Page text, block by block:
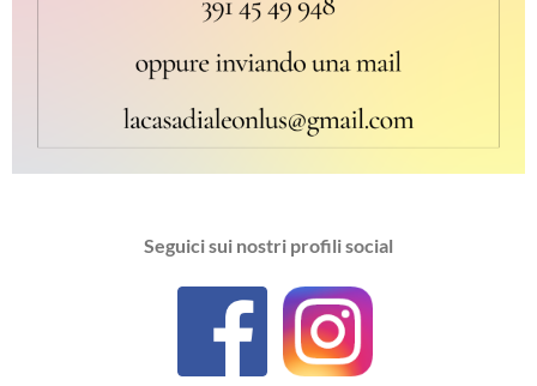
Seguici sui nostri profili social